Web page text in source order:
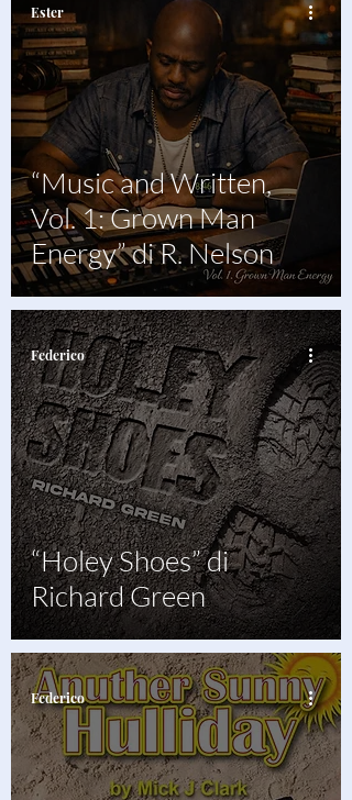
“Music and Written,
Vol. 1: Grown Man
Energy” di R. Nelson
Ester
“Holey Shoes” di
Richard Green
Federico
Federico